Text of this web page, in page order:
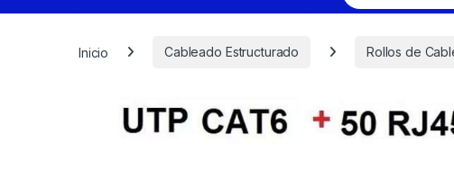
Inicio Cableado Estructurado Rollos de